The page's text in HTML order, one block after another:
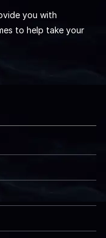
you with
to help take your